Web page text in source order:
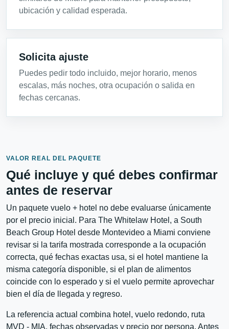
ubicación y calidad esperada.
Solicita ajuste
Puedes pedir todo incluido, mejor horario, menos
escalas, más noches, otra ocupación o salida en
fechas cercanas.
VALOR REAL DEL PAQUETE
Qué incluye y qué debes confirmar
antes de reservar
Un paquete vuelo + hotel no debe evaluarse únicamente
por el precio inicial. Para The Whitelaw Hotel, a South
Beach Group Hotel desde Montevideo a Miami conviene
revisar si la tarifa mostrada corresponde a la ocupación
correcta, qué fechas exactas usa, si el hotel mantiene la
misma categoría disponible, si el plan de alimentos
coincide con lo esperado y si el vuelo permite aprovechar
bien el día de llegada y regreso.
La referencia actual combina hotel, vuelo redondo, ruta
MVD - MIA, fechas observadas y precio por persona. Antes